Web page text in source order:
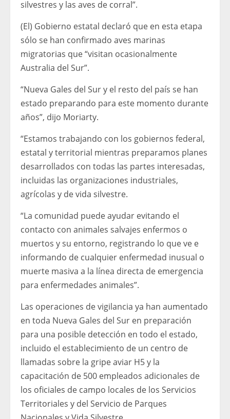
silvestres y las aves de corral”.
(El) Gobierno estatal declaró que en esta etapa
sólo se han confirmado aves marinas
migratorias que “visitan ocasionalmente
Australia del Sur”.
“Nueva Gales del Sur y el resto del país se han
estado preparando para este momento durante
años”, dijo Moriarty.
“Estamos trabajando con los gobiernos federal,
estatal y territorial mientras preparamos planes
desarrollados con todas las partes interesadas,
incluidas las organizaciones industriales,
agrícolas y de vida silvestre.
“La comunidad puede ayudar evitando el
contacto con animales salvajes enfermos o
muertos y su entorno, registrando lo que ve e
informando de cualquier enfermedad inusual o
muerte masiva a la línea directa de emergencia
para enfermedades animales”.
Las operaciones de vigilancia ya han aumentado
en toda Nueva Gales del Sur en preparación
para una posible detección en todo el estado,
incluido el establecimiento de un centro de
llamadas sobre la gripe aviar H5 y la
capacitación de 500 empleados adicionales de
los oficiales de campo locales de los Servicios
Territoriales y del Servicio de Parques